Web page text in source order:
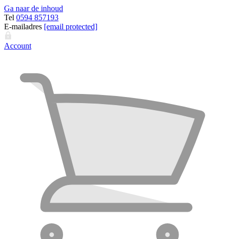
Ga naar de inhoud
Tel 0594 857193
E-mailadres [email protected]
Account